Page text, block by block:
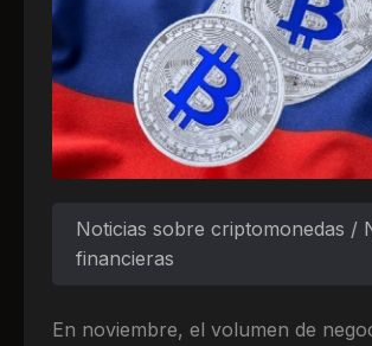
Noticias sobre criptomonedas /
financieras
En noviembre, el volumen de